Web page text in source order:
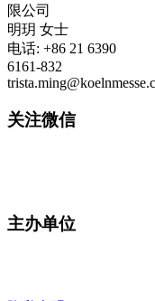
限公司
明玥 女士
电话: +86 21 6390
6161-832
关注微信
主办单位